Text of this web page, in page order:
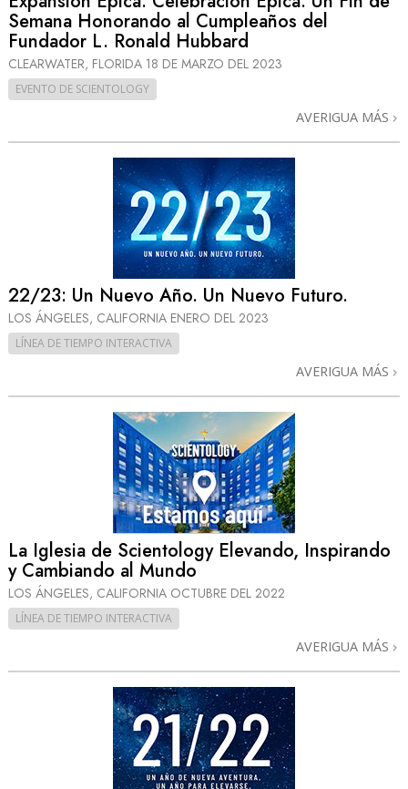
Semana Honorando al Cumpleaños del
Fundador L. Ronald Hubbard
CLEARWATER, FLORIDA 18 DE MARZO DEL 2023
EVENTO DE SCIENTOLOGY
AVERIGUA MÁS
22/23: Un Nuevo Año. Un Nuevo Futuro.
LOS ÁNGELES, CALIFORNIA ENERO DEL 2023
LÍNEA DE TIEMPO INTERACTIVA
AVERIGUA MÁS
La Iglesia de Scientology Elevando, Inspirando
y Cambiando al Mundo
LOS ÁNGELES, CALIFORNIA OCTUBRE DEL 2022
LÍNEA DE TIEMPO INTERACTIVA
AVERIGUA MÁS